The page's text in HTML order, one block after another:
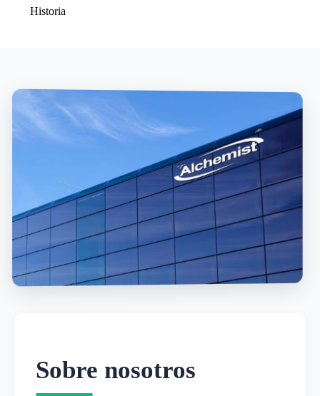
Historia
Sobre nosotros